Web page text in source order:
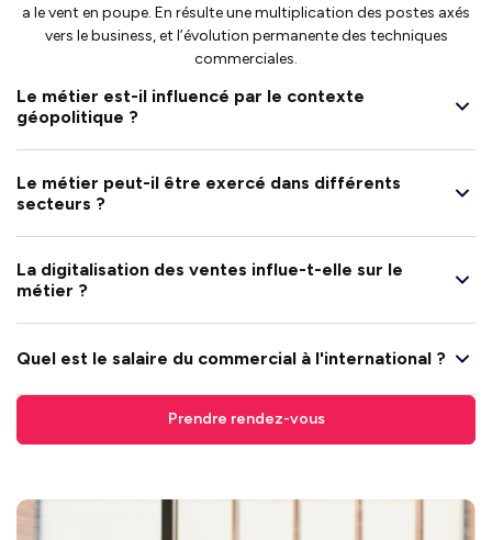
a le vent en poupe. En résulte une multiplication des postes axés
vers le business, et l’évolution permanente des techniques
commerciales.
Le métier est-il influencé par le contexte
géopolitique ?
Le métier peut-il être exercé dans différents
secteurs ?
La digitalisation des ventes influe-t-elle sur le
métier ?
Quel est le salaire du commercial à l'international ?
Prendre rendez-vous